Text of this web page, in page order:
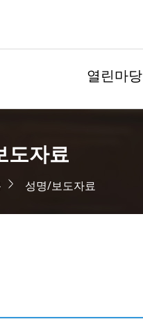
열린마당
도자료
성명/보도자료